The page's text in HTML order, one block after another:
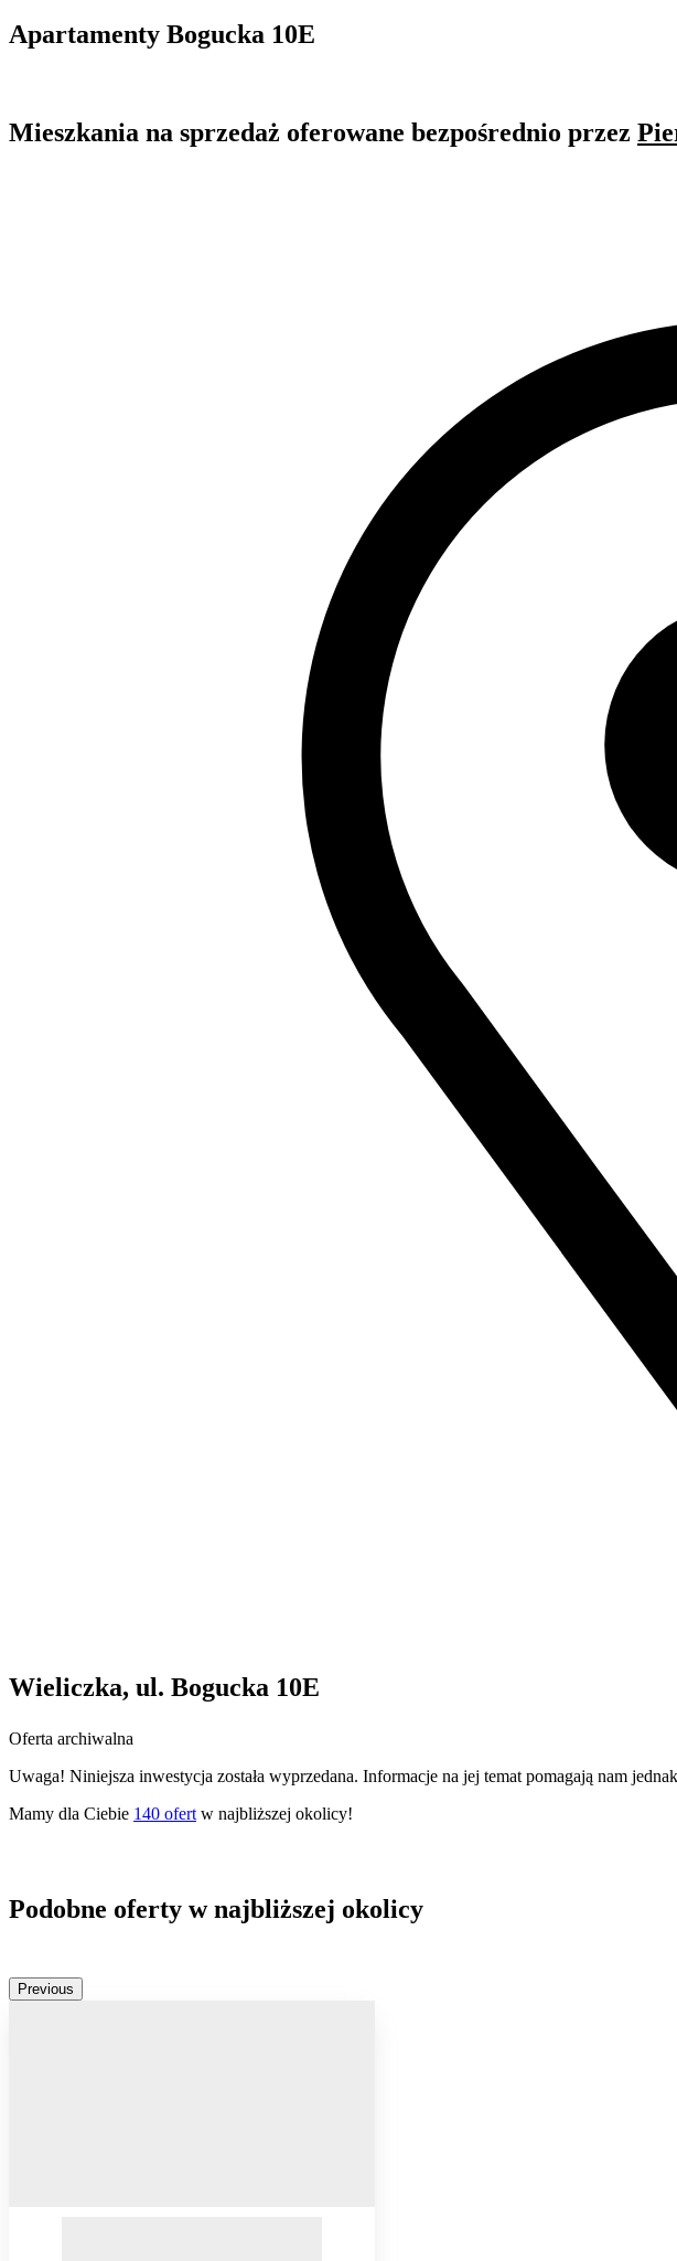
Apartamenty Bogucka 10E
Mieszkania na sprzedaż oferowane bezpośrednio przez
Wieliczka, ul. Bogucka 10E
Oferta archiwalna
Uwaga! Niniejsza inwestycja została wyprzedana. Informacje na jej temat pomagają nam
Mamy dla Ciebie 140 ofert w najbliższej okolicy!
Podobne oferty w najbliższej okolicy
Previous